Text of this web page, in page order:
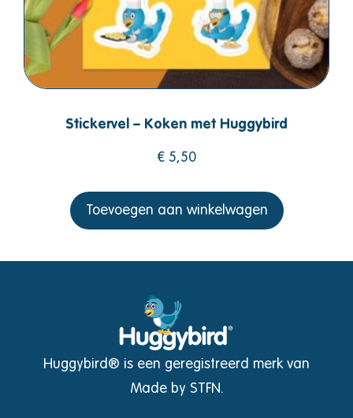
Stickervel – Koken met Huggybird
€ 5,50
Toevoegen aan winkelwagen
Huggybird® is een geregistreerd merk van
Made by STFN.